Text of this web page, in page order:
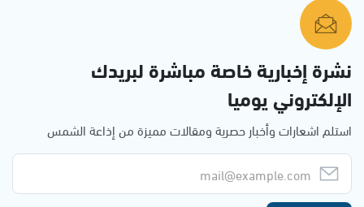
نشرة إخبارية خاصة مباشرة لبريدك
الإلكتروني يوميا
استلم اشعارات وأخبار حصرية ومقالات مميزة من إذاعة الشمس